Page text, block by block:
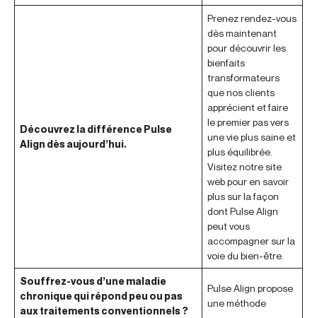
Découvrez la différence Pulse
Align dès aujourd’hui.
Prenez rendez-vous
dès maintenant
pour découvrir les
bienfaits
transformateurs
que nos clients
apprécient et faire
le premier pas vers
une vie plus saine et
plus équilibrée.
Visitez notre site
web pour en savoir
plus sur la façon
dont Pulse Align
peut vous
accompagner sur la
voie du bien-être.
Souffrez-vous d’une maladie
chronique qui répond peu ou pas
aux traitements conventionnels ?
Pulse Align propose
une méthode